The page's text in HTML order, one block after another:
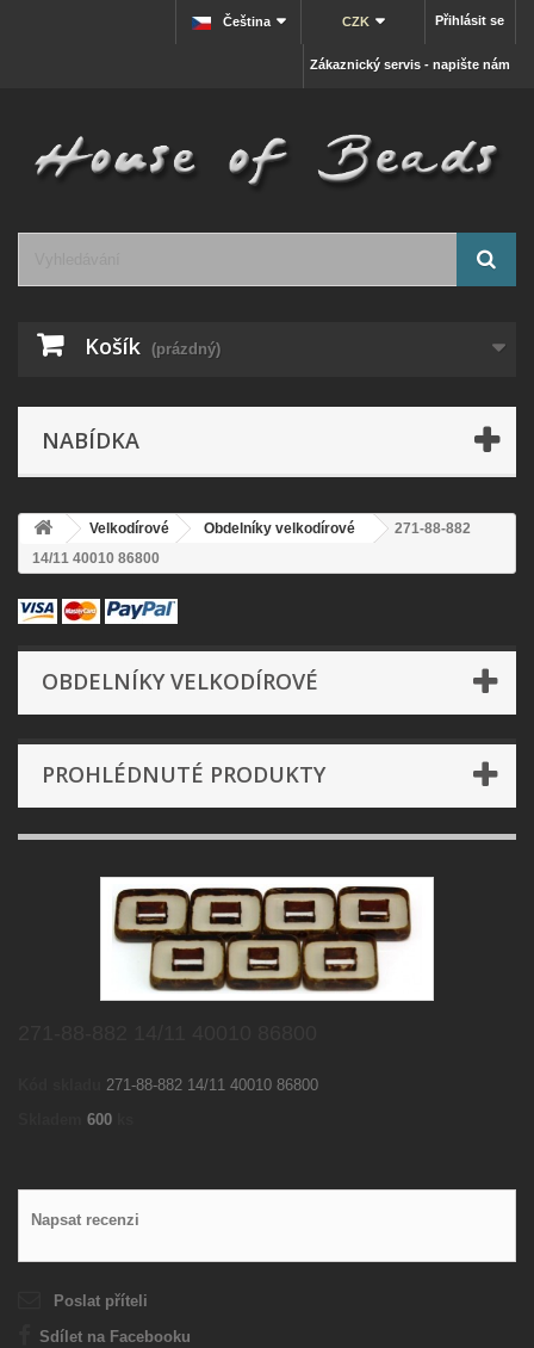
Přihlásit se
CZK
Čeština
Zákaznický servis - napište nám
Košík (prázdný)
NABÍDKA
Velkodírové Obdelníky velkodírové
271-88-882
14/11 40010 86800
OBDELNÍKY VELKODÍROVÉ
PROHLÉDNUTÉ PRODUKTY
271-88-882 14/11 40010 86800
600
Napsat recenzi
Poslat příteli
Sdílet na Facebooku